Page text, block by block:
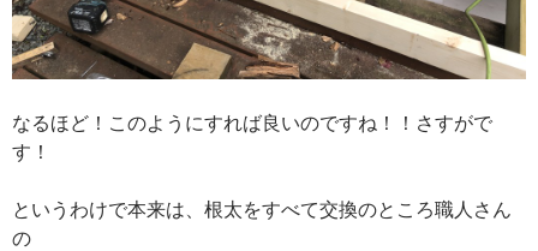
なるほど！このようにすれば良いのですね！！さすがで
す！
というわけで本来は、根太をすべて交換のところ職人さん
の